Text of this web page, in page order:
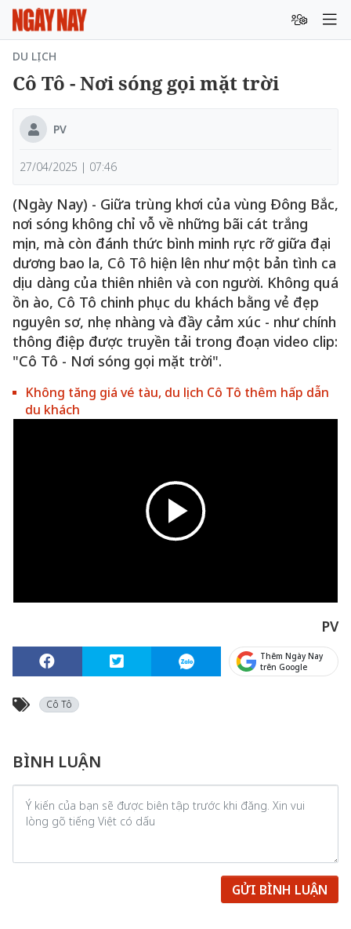
DU LỊCH
Cô Tô - Nơi sóng gọi mặt trời
PV
27/04/2025 | 07:46
(Ngày Nay) - Giữa trùng khơi của vùng Đông Bắc,
nơi sóng không chỉ vỗ về những bãi cát trắng
mịn, mà còn đánh thức bình minh rực rỡ giữa đại
dương bao la, Cô Tô hiện lên như một bản tình ca
dịu dàng của thiên nhiên và con người. Không quá
ồn ào, Cô Tô chinh phục du khách bằng vẻ đẹp
nguyên sơ, nhẹ nhàng và đầy cảm xúc - như chính
thông điệp được truyền tải trong đoạn video clip:
"Cô Tô - Nơi sóng gọi mặt trời".
Không tăng giá vé tàu, du lịch Cô Tô thêm hấp dẫn
du khách
PV
Thêm Ngày Nay
trên Google
Cô Tô
BÌNH LUẬN
GỬI BÌNH LUẬN